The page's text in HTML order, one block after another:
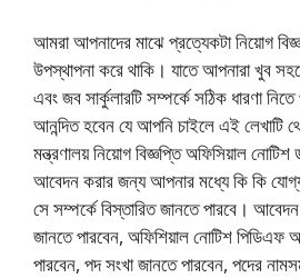
আমরা আপনাদের মাঝে প্রত্যেকটা নিয়োগ
উপস্থাপনা করে থাকি। যাতে আপনারা খুব
এবং জব সার্কুলারটি সম্পর্কে সঠিক ধারণা
আনন্দিত হবেন যে আপনি চাইলে এই লেখাটি
মন্ত্রণালয় নিয়োগ বিজ্ঞপ্তি অফিসিয়াল
আবেদন করার জন্য আপনার মধ্যে কি কি
সে সম্পর্কে বিস্তারিত জানতে পারবে।
জানতে পারবেন, অফিশিয়াল নোটিশ
পারবেন, পদ সংখা জানতে পারবেন, পদের